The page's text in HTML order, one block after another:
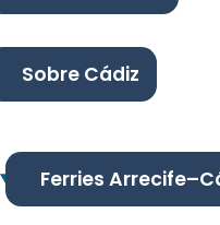
Sobre Cádiz
Ferries